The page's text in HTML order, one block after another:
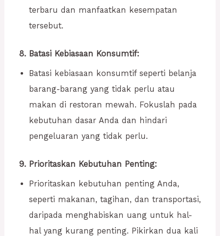
terbaru dan manfaatkan kesempatan
tersebut.
8. Batasi Kebiasaan Konsumtif:
Batasi kebiasaan konsumtif seperti belanja
barang-barang yang tidak perlu atau
makan di restoran mewah. Fokuslah pada
kebutuhan dasar Anda dan hindari
pengeluaran yang tidak perlu.
9. Prioritaskan Kebutuhan Penting:
Prioritaskan kebutuhan penting Anda,
seperti makanan, tagihan, dan transportasi,
daripada menghabiskan uang untuk hal-
hal yang kurang penting. Pikirkan dua kali